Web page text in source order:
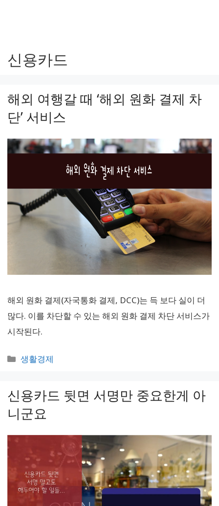
신용카드
해외 여행갈 때 ‘해외 원화 결제 차
단’ 서비스
해외 원화 결제(자국통화 결제, DCC)는 득 보다 실이 더
많다. 이를 차단할 수 있는 해외 원화 결제 차단 서비스가
시작된다.
카
리
생활경제
신용카드 뒷면 서명만 중요한게 아
니군요